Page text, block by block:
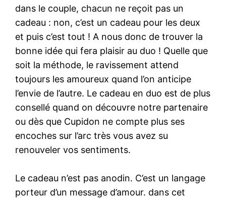
dans le couple, chacun ne reçoit pas un
cadeau : non, c’est un cadeau pour les deux
et puis c’est tout ! A nous donc de trouver la
bonne idée qui fera plaisir au duo ! Quelle que
soit la méthode, le ravissement attend
toujours les amoureux quand l’on anticipe
l’envie de l’autre. Le cadeau en duo est de plus
consellé quand on découvre notre partenaire
ou dès que Cupidon ne compte plus ses
encoches sur l’arc très vous avez su
renouveler vos sentiments.
Le cadeau n’est pas anodin. C’est un langage
porteur d’un message d’amour. dans cet